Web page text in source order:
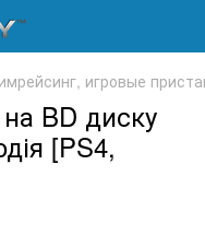
игровые
BD диску
[PS4,